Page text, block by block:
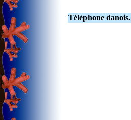
Téléphone danois.